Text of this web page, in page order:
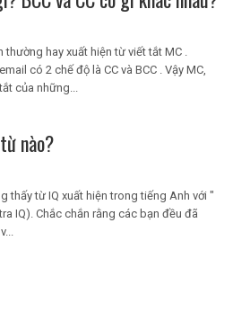
thường hay xuất hiện từ viết tắt MC .
có 2 chế độ là CC và BCC . Vậy MC,
của những...
nào?
thấy từ IQ xuất hiện trong tiếng Anh với "
IQ). Chắc chắn rằng các bạn đều đã